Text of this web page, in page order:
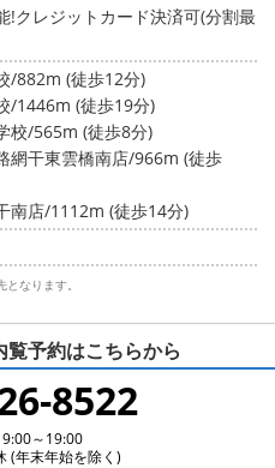
!クレジットカード決済可(分割最
/882m (徒歩12分)
/1446m (徒歩19分)
校/565m (徒歩8分)
網干東雲橋南店/966m (徒歩
南店/1112m (徒歩14分)
なります。
覧予約はこちらから
8522
～19:00
(年末年始を除く)